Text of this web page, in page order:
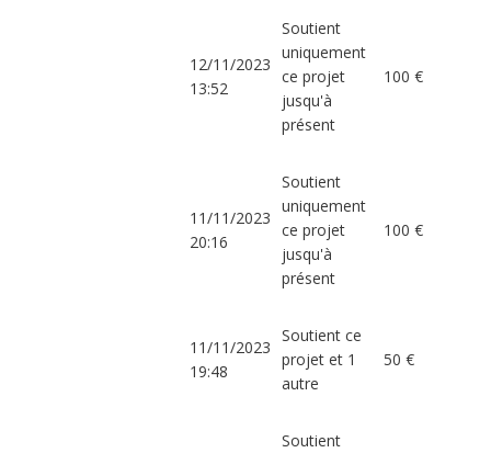
12/11/2023
13:52
Soutient
uniquement
ce projet
jusqu'à
présent
100 €
11/11/2023
20:16
Soutient
uniquement
ce projet
jusqu'à
présent
100 €
11/11/2023
19:48
Soutient ce
projet et 1
autre
50 €
Soutient